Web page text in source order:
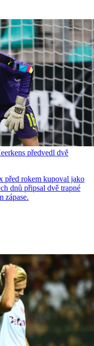
předvedl dvě
před rokem kupoval jako
dnů připsal dvě trapné
zápase.